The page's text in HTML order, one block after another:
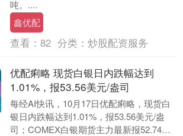
吨。....
鑫优配
查看： 82 分类： 炒股配资服务
优配痢略 现货白银日内跌幅达到
1.01%，报53.56美元/盎司
每经AI快讯，10月17日优配痢略，现货白
银日内跌幅达到1.01%，报53.56美元/盎
司；COMEX白银期货主力最新报52.74美